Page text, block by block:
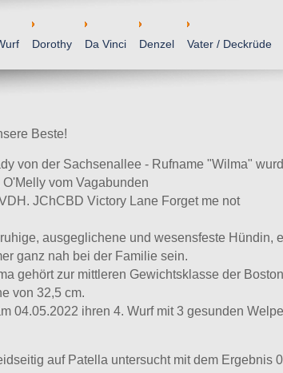
Dorothy Da Vinci Denzel Vater / Deckrüde
Beste!
von der Sachsenallee - Rufname "Wilma"
O'Melly vom Vagabunden
JChCBD Victory Lane Forget me not
ausgeglichene und wesensfeste Hündin,
ganz nah bei der Familie sein.
gehört zur mittleren Gewichtsklasse der
von 32,5 cm.
04.05.2022 ihren 4. Wurf mit 3 gesunden
auf Patella untersucht mit dem Ergebnis